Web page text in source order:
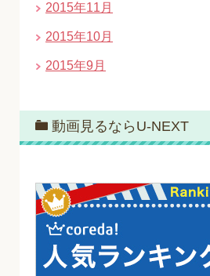
2015年11月
2015年10月
2015年9月
動画見るならU-NEXT